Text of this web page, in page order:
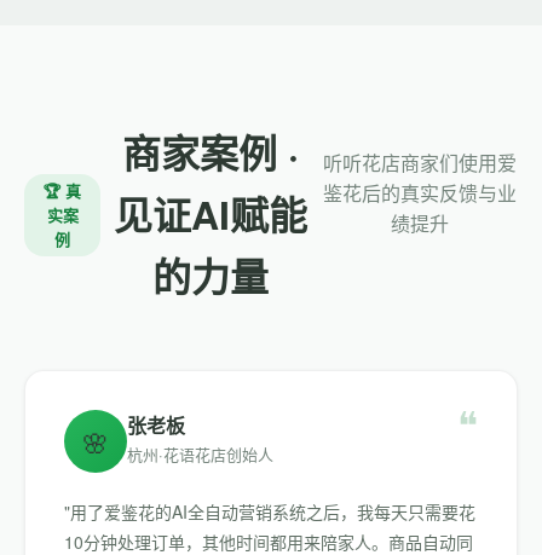
🏆 真
实案
例
商家案例 ·
见证AI赋能
的力量
听听花店商家们使用爱
鉴花后的真实反馈与业
绩提升
🌸 张老板
杭州·花语花店创始人
❝
"用了爱鉴花的AI全自动营销系统之后，我每天只需要花
10分钟处理订单，其他时间都用来陪家人。商品自动同